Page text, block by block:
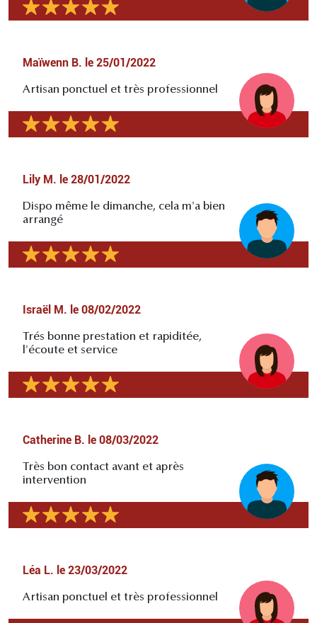
Maïwenn B. le 25/01/2022
Artisan ponctuel et très professionnel
Lily M. le 28/01/2022
Dispo même le dimanche, cela m'a bien
arrangé
Israël M. le 08/02/2022
Trés bonne prestation et rapiditée,
l'écoute et service
Catherine B. le 08/03/2022
Très bon contact avant et après
intervention
Léa L. le 23/03/2022
Artisan ponctuel et très professionnel